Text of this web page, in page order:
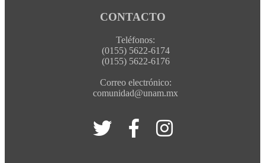
CONTACTO
Teléfonos:
(0155) 5622-6174
(0155) 5622-6176
Correo electrónico:
comunidad@unam.mx